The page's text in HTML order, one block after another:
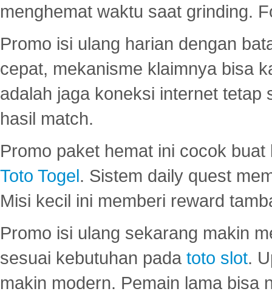
menghemat waktu saat grinding.
Promo isi ulang harian dengan
cepat, mekanisme klaimnya bisa
adalah jaga koneksi internet tetap
hasil match.
Promo paket hemat ini cocok
Toto Togel. Sistem daily quest
Misi kecil ini memberi reward
Promo isi ulang sekarang makin
sesuai kebutuhan pada toto slot.
makin modern. Pemain lama bisa